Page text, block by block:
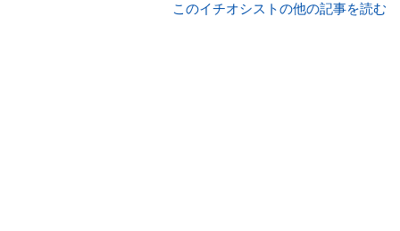
インフルエンサーが実際に使用してレビューしています。毎日トレン
このイチオシストの他の記事を読む